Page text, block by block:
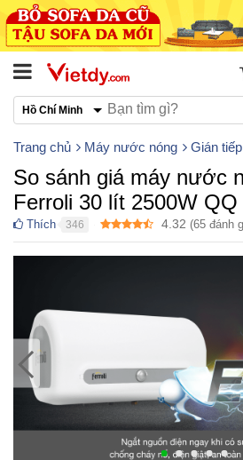
Hồ Chí Minh
Trang chủ Máy nước nóng Gián tiếp
So sánh giá máy nước
Ferroli 30 lít 2500W
Thích 346 4.32 (65 đánh